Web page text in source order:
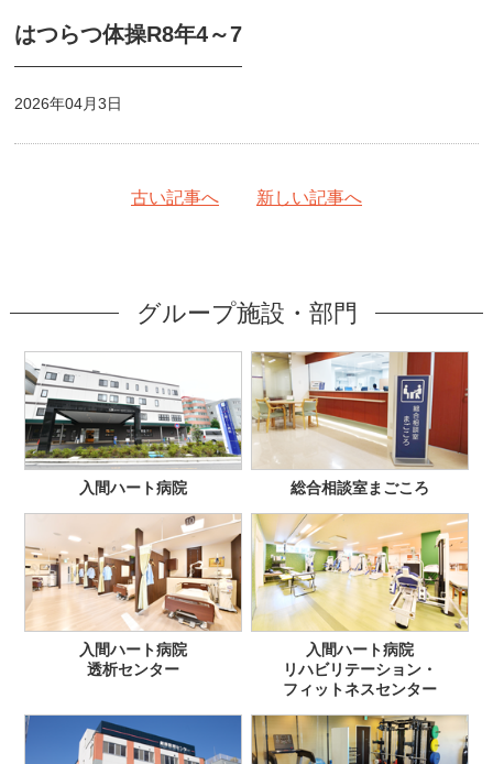
はつらつ体操R8年4～7
2026年04月3日
古い記事へ 新しい記事へ
グループ施設・部門
入間ハート病院 総合相談室まごころ
入間ハート病院
透析センター
入間ハート病院
リハビリテーション・
フィットネスセンター